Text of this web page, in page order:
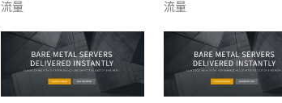
流量
流量